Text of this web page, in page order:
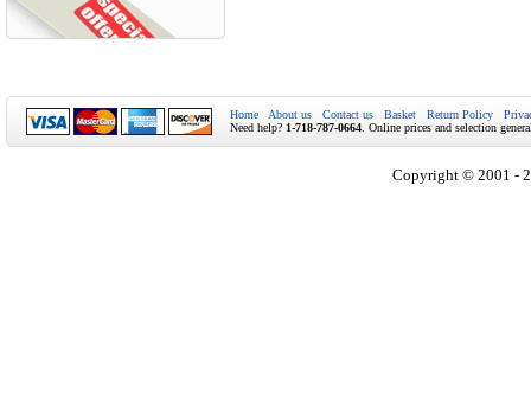
Home About us Contact us Basket Return Policy
Need help? 1-718-787-0664 . Online prices and selection
Copyright © 2001 -